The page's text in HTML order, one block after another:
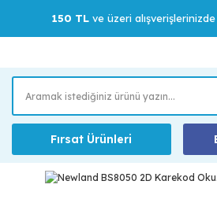
150 TLve üzeri alışverişlerinizde
Fırsat Ürünleri